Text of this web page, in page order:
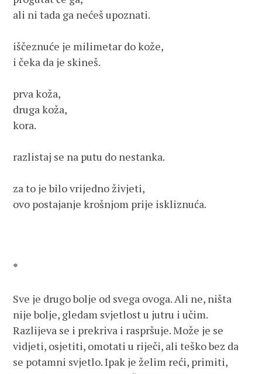
ali ni tada ga nećeš upoznati.
iščeznuće je milimetar do kože,
i čeka da je skineš.
prva koža,
druga koža,
kora.
razlistaj se na putu do nestanka.
za to je bilo vrijedno živjeti,
ovo postajanje krošnjom prije iskliznuća.
*
Sve je drugo bolje od svega ovoga. Ali ne, ništa
nije bolje, gledam svjetlost u jutru i učim.
Razlijeva se i prekriva i raspršuje. Može je se
vidjeti, osjetiti, omotati u riječi, ali teško bez da
se potamni svjetlo. Ipak je želim reći, primiti,